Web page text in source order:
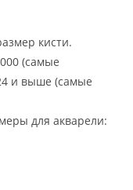
кисти.
(самые
и выше (самые
для акварели: